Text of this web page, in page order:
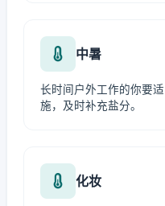
中暑
长时间户外工作的你要
施，及时补充盐分。
化妆